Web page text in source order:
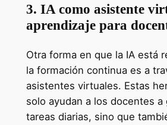
3. IA como asistente
aprendizaje para
Otra forma en que la IA está
la formación continua es a
asistentes virtuales. Estas
solo ayudan a los docentes a
tareas diarias, sino que